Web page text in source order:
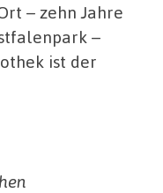
– zehn Jahre
–
ist der